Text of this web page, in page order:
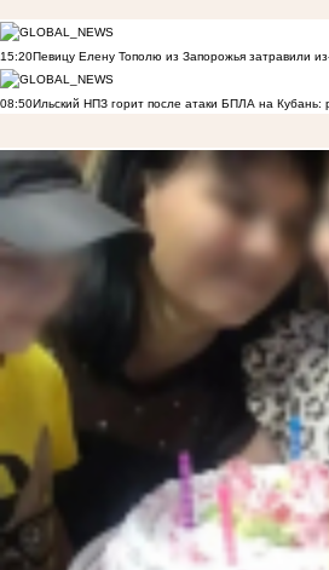
15:20Певицу Елену Тополю из Запорожья затравили
08:50Ильский НПЗ горит после атаки БПЛА на Кубань: